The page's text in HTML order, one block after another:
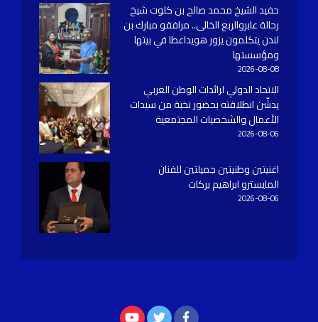
حفيد الشيخ محمد صالح بن كلوت شيخ
رحالة عابروالربع الخالى.. مرافقو مبارك بن
لندن يتكلمون يزور هويداعطا في بيتها
ومؤسستها
2026-08-08
الاتحاد الدولي لرائدات الوطن العربي
يدشّن انطلاقته بحضور نخبة من سيدات
الأعمال والشخصيات المجتمعية
2026-08-06
اغنيتين وطنيتين جميلتين للفنان
المايسترو ابراهيم بركات
2026-08-06